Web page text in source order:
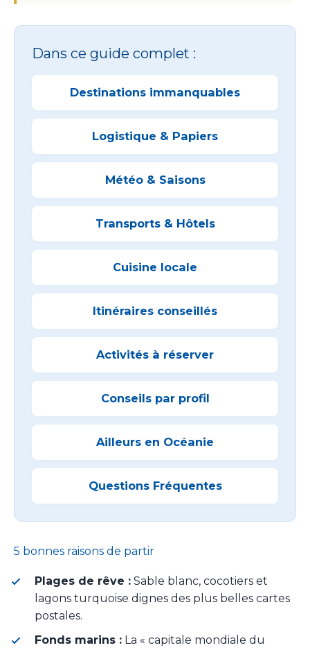
Dans ce guide complet :
Destinations immanquables
Logistique & Papiers
Météo & Saisons
Transports & Hôtels
Cuisine locale
Itinéraires conseillés
Activités à réserver
Conseils par profil
Ailleurs en Océanie
Questions Fréquentes
5 bonnes raisons de partir
Plages de rêve : Sable blanc, cocotiers et
lagons turquoise dignes des plus belles cartes
postales.
Fonds marins : La « capitale mondiale du